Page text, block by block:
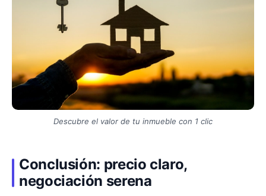
Descubre el valor de tu inmueble con 1 clic
Conclusión: precio claro,
negociación serena